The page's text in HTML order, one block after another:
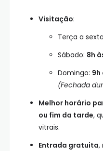
Visitação:
Terça a
Sábado: 8h
Domingo: 9h
(Fechada
Melhor horário
ou fim da tarde,
vitrais.
Entrada gratuita,